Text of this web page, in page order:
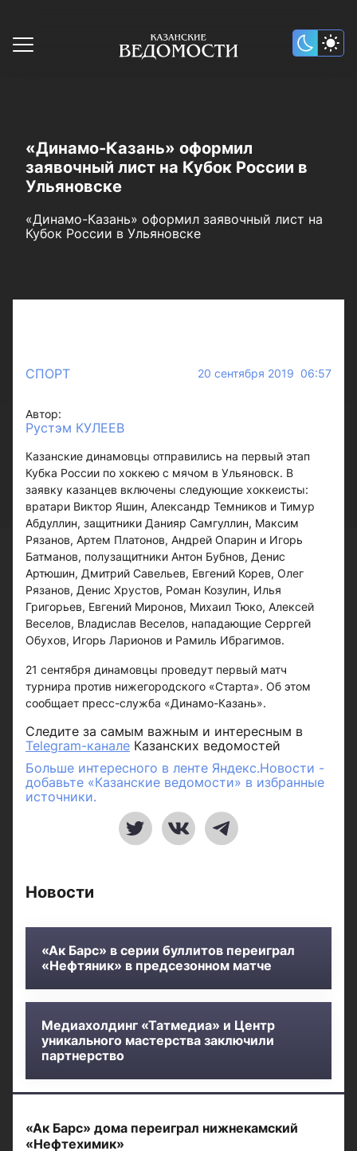
«Динамо-Казань» оформил
заявочный лист на Кубок России в
Ульяновске
«Динамо-Казань» оформил заявочный лист на
Кубок России в Ульяновске
СПОРТ 20 сентября 2019 06:57
Автор:
Рустэм КУЛЕЕВ
Казанские динамовцы отправились на первый этап
Кубка России по хоккею с мячом в Ульяновск. В
заявку казанцев включены следующие хоккеисты:
вратари Виктор Яшин, Александр Темников и Тимур
Абдуллин, защитники Данияр Самгуллин, Максим
Рязанов, Артем Платонов, Андрей Опарин и Игорь
Батманов, полузащитники Антон Бубнов, Денис
Артюшин, Дмитрий Савельев, Евгений Корев, Олег
Рязанов, Денис Хрустов, Роман Козулин, Илья
Григорьев, Евгений Миронов, Михаил Тюко, Алексей
Веселов, Владислав Веселов, нападающие Серргей
Обухов, Игорь Ларионов и Рамиль Ибрагимов.
21 сентября динамовцы проведут первый матч
турнира против нижегородского «Старта». Об этом
сообщает пресс-служба «Динамо-Казань».
Следите за самым важным и интересным в
Telegram-канале Казанских ведомостей
Больше интересного в ленте Яндекс.Новости -
добавьте «Казанские ведомости» в избранные
источники.
Новости
«Ак Барс» в серии буллитов переиграл
«Нефтяник» в предсезонном матче
Медиахолдинг «Татмедиа» и Центр
уникального мастерства заключили
партнерство
«Ак Барс» дома переиграл нижнекамский
«Нефтехимик»